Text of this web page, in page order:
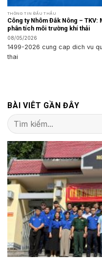
THÔNG TIN ĐẤU THẦU
Công ty Nhôm Đắk Nông –
phân tích môi trường khí thải
08/05/2026
1499-2026 cung cap dich vu
thai
BÀI VIÊT GẦN ĐÂY